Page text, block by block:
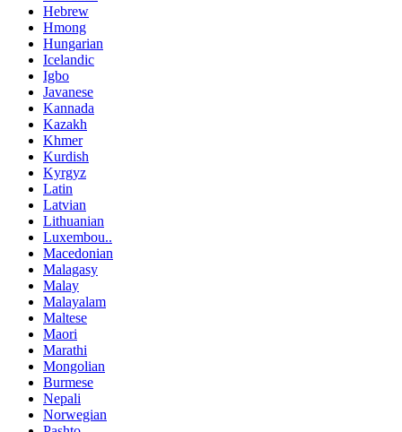
Hebrew
Hmong
Hungarian
Icelandic
Igbo
Javanese
Kannada
Kazakh
Khmer
Kurdish
Kyrgyz
Latin
Latvian
Lithuanian
Luxembou..
Macedonian
Malagasy
Malay
Malayalam
Maltese
Maori
Marathi
Mongolian
Burmese
Nepali
Norwegian